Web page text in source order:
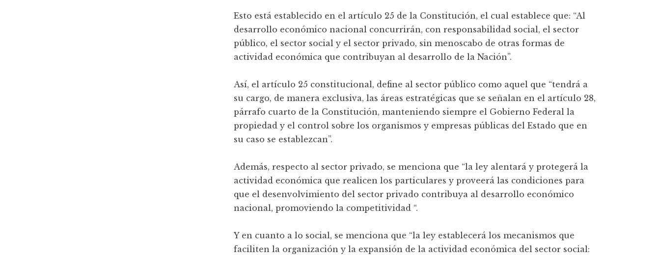
Esto está establecido en el artículo 25 de la Constitución, el cual establece que: “Al
desarrollo económico nacional concurrirán, con responsabilidad social, el sector
público, el sector social y el sector privado, sin menoscabo de otras formas de
actividad económica que contribuyan al desarrollo de la Nación”.
Así, el artículo 25 constitucional, define al sector público como aquel que “tendrá a
su cargo, de manera exclusiva, las áreas estratégicas que se señalan en el artículo 28,
párrafo cuarto de la Constitución, manteniendo siempre el Gobierno Federal la
propiedad y el control sobre los organismos y empresas públicas del Estado que en
su caso se establezcan”.
Además, respecto al sector privado, se menciona que “la ley alentará y protegerá la
actividad económica que realicen los particulares y proveerá las condiciones para
que el desenvolvimiento del sector privado contribuya al desarrollo económico
nacional, promoviendo la competitividad “.
Y en cuanto a lo social, se menciona que “la ley establecerá los mecanismos que
faciliten la organización y la expansión de la actividad económica del sector social: